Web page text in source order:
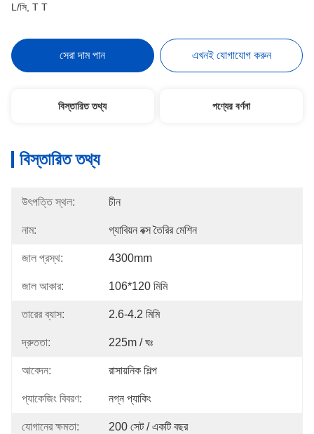
L/সি, T T
সেরা দাম পান এখনই যোগাযোগ করুন
বিস্তারিত তথ্য পণ্যের বর্ণনা
বিস্তারিত তথ্য
উৎপত্তি স্থল: চীন
নাম: গ্যাবিয়ন বক্স তৈরির মেশিন
জাল প্রস্থ: 4300mm
জাল আকার: 106*120 মিমি
তারের ব্যাস: 2.6-4.2 মিমি
দ্রুততা: 225m / ঘঃ
আবেদন: রাসায়নিক শিল্প
প্যাকেজিং বিবরণ: নগ্ন প্যাকিং
যোগানের ক্ষমতা: 200 সেট / একটি বছর